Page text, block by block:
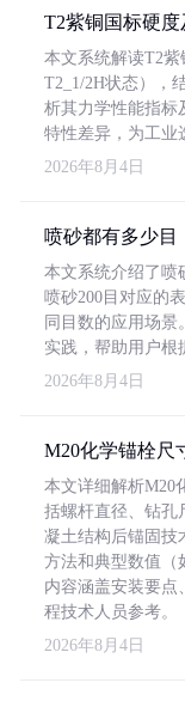
T2紫铜国标硬
本文系统解读T2紫
T2_1/2H状态），
析其力学性能指标
特性差异，为工业
2026年8月4日
喷砂都有多少目
本文系统介绍了喷
喷砂200目对应的
同目数的应用场景
实践，帮助用户根
2026年8月4日
M20化学锚栓尺
本文详细解析M20
括螺杆直径、钻孔
凝土结构后锚固技
方法和典型数值（
内容涵盖安装要点
程技术人员参考。
2026年8月4日